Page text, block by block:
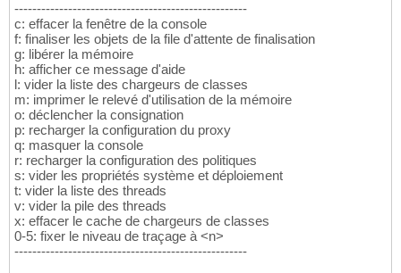
----------------------------------------------------
c: effacer la fenêtre de la console
f: finaliser les objets de la file d'attente de finalisation
g: libérer la mémoire
h: afficher ce message d'aide
l: vider la liste des chargeurs de classes
m: imprimer le relevé d'utilisation de la mémoire
o: déclencher la consignation
p: recharger la configuration du proxy
q: masquer la console
r: recharger la configuration des politiques
s: vider les propriétés système et déploiement
t: vider la liste des threads
v: vider la pile des threads
x: effacer le cache de chargeurs de classes
0-5: fixer le niveau de traçage à <n>
----------------------------------------------------